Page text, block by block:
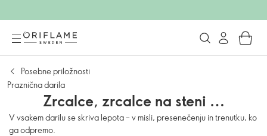
Posebne priložnosti
Praznična darila
Zrcalce, zrcalce na steni …
V vsakem darilu se skriva lepota – v misli, presenečenju in trenutku, ko
ga odpremo.